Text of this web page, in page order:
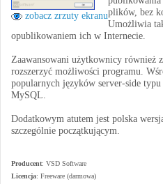
zobacz zrzuty ekranuplików, bez
Umożliwia
opublikowaniem ich w Internecie.
Zaawansowani użytkownicy również
rozszerzyć możliwości programu.
popularnych języków server-side
MySQL.
Dodatkowym atutem jest polska
szczególnie początkującym.
Producent: VSD Software
Licencja: Freeware (darmowa)